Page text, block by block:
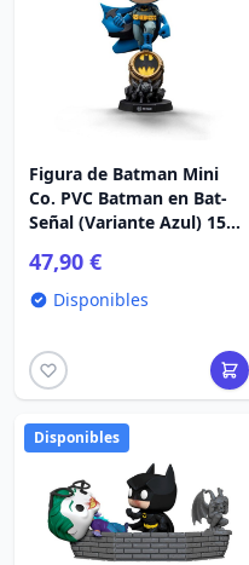
Figura de Batman Mini
Co. PVC Batman en Bat-
Señal (Variante Azul) 15
47,90 €
Disponibles
Disponibles